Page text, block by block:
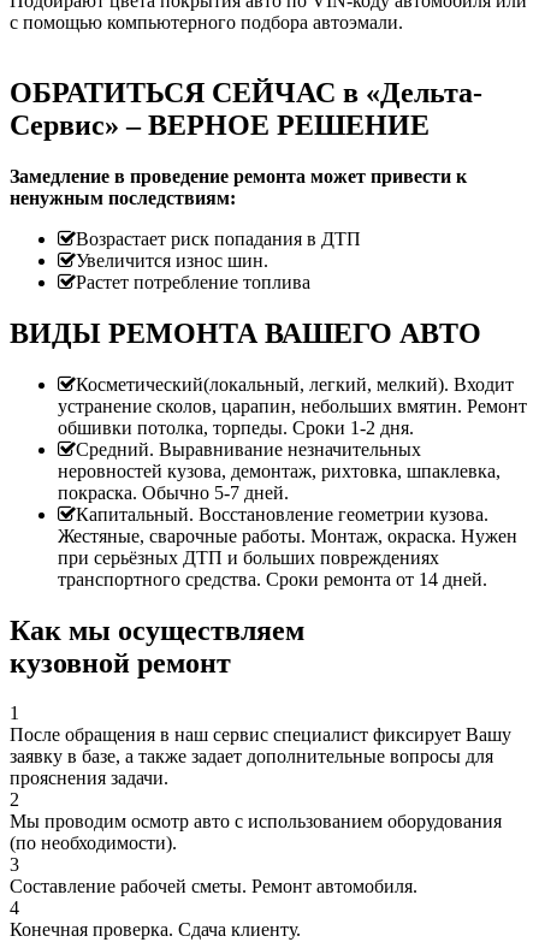
с помощью компьютерного подбора автоэмали.
ОБРАТИТЬСЯ СЕЙЧАС в «Дельта-
Сервис» – ВЕРНОЕ РЕШЕНИЕ
Замедление в проведение ремонта может привести к
ненужным последствиям:
Возрастает риск попадания в ДТП
Увеличится износ шин.
Растет потребление топлива
ВИДЫ РЕМОНТА ВАШЕГО АВТО
Косметический(локальный, легкий, мелкий). Входит
устранение сколов, царапин, небольших вмятин. Ремонт
обшивки потолка, торпеды. Сроки 1-2 дня.
Средний. Выравнивание незначительных
неровностей кузова, демонтаж, рихтовка, шпаклевка,
покраска. Обычно 5-7 дней.
Капитальный. Восстановление геометрии кузова.
Жестяные, сварочные работы. Монтаж, окраска. Нужен
при серьёзных ДТП и больших повреждениях
транспортного средства. Сроки ремонта от 14 дней.
Как мы осуществляем
кузовной ремонт
1
После обращения в наш сервис специалист фиксирует Вашу
заявку в базе, а также задает дополнительные вопросы для
прояснения задачи.
2
Мы проводим осмотр авто с использованием оборудования
(по необходимости).
3
Составление рабочей сметы. Ремонт автомобиля.
4
Конечная проверка. Сдача клиенту.